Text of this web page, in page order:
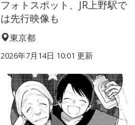
フォトスポット、JR上野駅で
は先行映像も
東京都
2026年7月14日 10:01 更新